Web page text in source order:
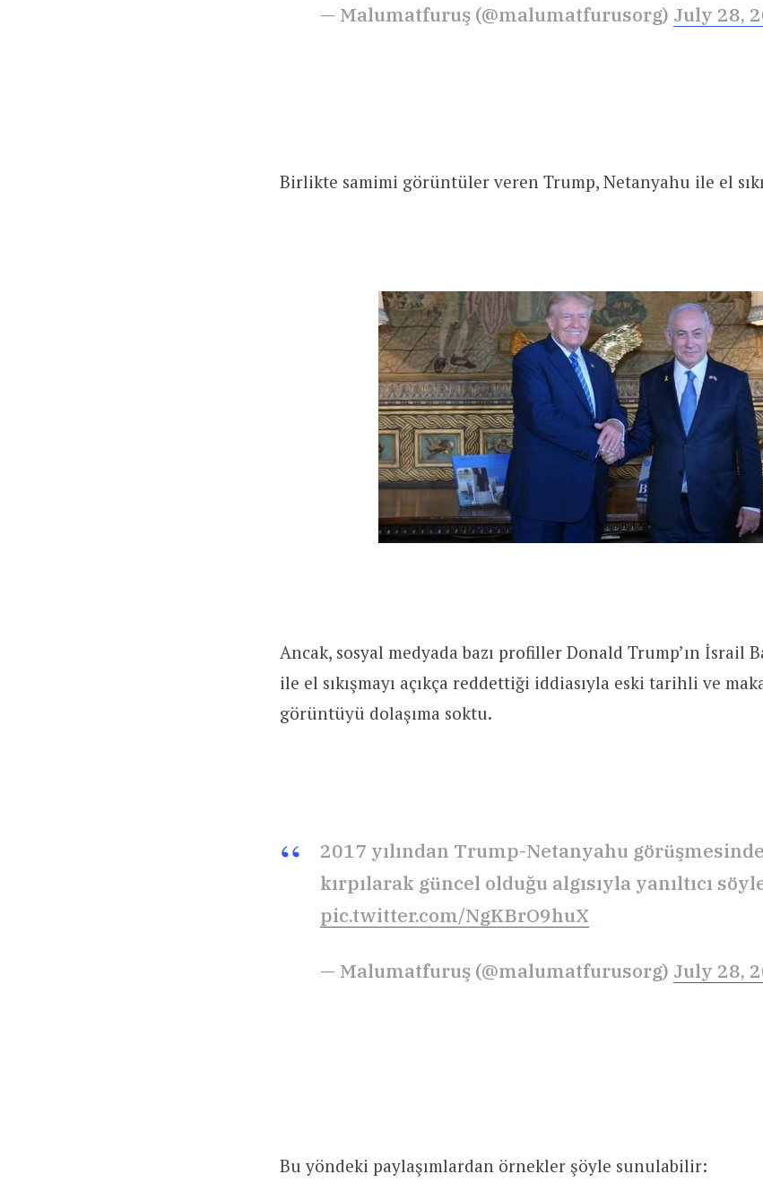
— Malumatfuruş (@malumatfurusorg) July 28,
Birlikte samimi görüntüler veren Trump, Netanyahu ile el
Ancak, sosyal medyada bazı profiller Donald Trump’ın İsrail
ile el sıkışmayı açıkça reddettiği iddiasıyla eski tarihli ve
görüntüyü dolaşıma soktu.
2017 yılından Trump-Netanyahu
kırpılarak güncel olduğu algısıyla yanıltıcı
pic.twitter.com/NgKBrO9huX
— Malumatfuruş (@malumatfurusorg) July 28,
Bu yöndeki paylaşımlardan örnekler şöyle sunulabilir: